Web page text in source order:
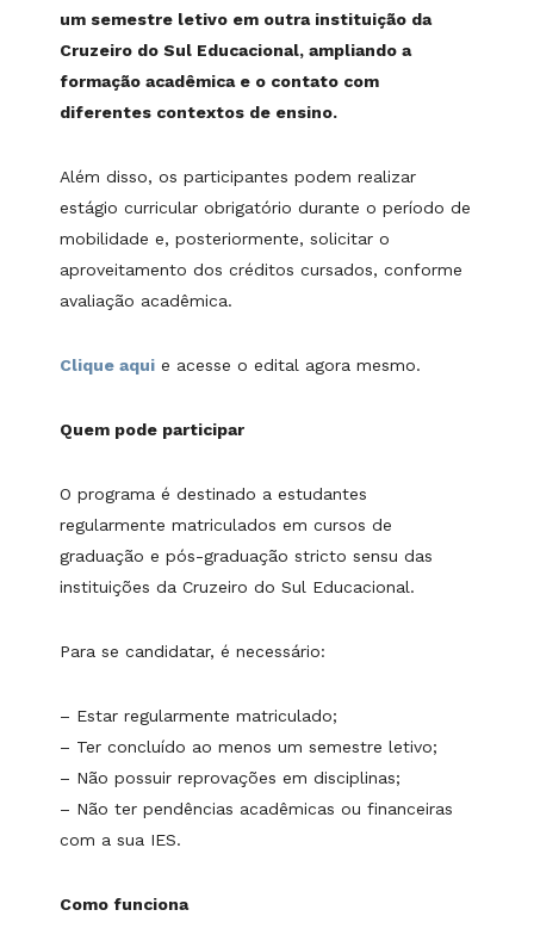
um semestre letivo em outra instituição da
Cruzeiro do Sul Educacional, ampliando a
formação acadêmica e o contato com
diferentes contextos de ensino.
Além disso, os participantes podem realizar
estágio curricular obrigatório durante o período de
mobilidade e, posteriormente, solicitar o
aproveitamento dos créditos cursados, conforme
avaliação acadêmica.
Clique aqui e acesse o edital agora mesmo.
Quem pode participar
O programa é destinado a estudantes
regularmente matriculados em cursos de
graduação e pós-graduação stricto sensu das
instituições da Cruzeiro do Sul Educacional.
Para se candidatar, é necessário:
– Estar regularmente matriculado;
– Ter concluído ao menos um semestre letivo;
– Não possuir reprovações em disciplinas;
– Não ter pendências acadêmicas ou financeiras
com a sua IES.
Como funciona